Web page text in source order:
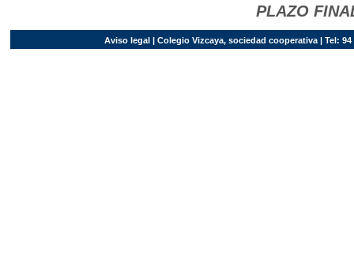
PLAZO
Aviso legal| Colegio Vizcaya, sociedad cooperativa | Tel: 94